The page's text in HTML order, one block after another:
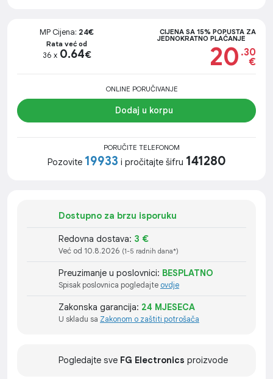
MP Cijena: 24€
Rata već od
36 x 0.64€
CIJENA SA 15% POPUSTA ZA
JEDNOKRATNO PLAĆANJE
20 .30
€
ONLINE PORUČIVANJE
Dodaj u korpu
PORUČITE TELEFONOM
Pozovite 19933 i pročitajte šifru 141280
Dostupno za brzu isporuku
Redovna dostava: 3 €
Već od 10.8.2026 (1-5 radnih dana*)
Preuzimanje u poslovnici: BESPLATNO
Spisak poslovnica pogledajte ovdje
Zakonska garancija: 24 MJESECA
U skladu sa Zakonom o zaštiti potrošača
Pogledajte sve FG Electronics proizvode